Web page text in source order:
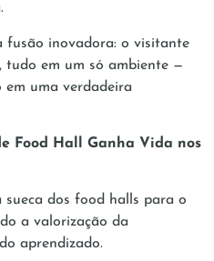
fusão inovadora: o visitante
tudo em um só ambiente —
uma verdadeira
Food Hall Ganha Vida nos
sueca dos food halls para o
a valorização da
aprendizado.